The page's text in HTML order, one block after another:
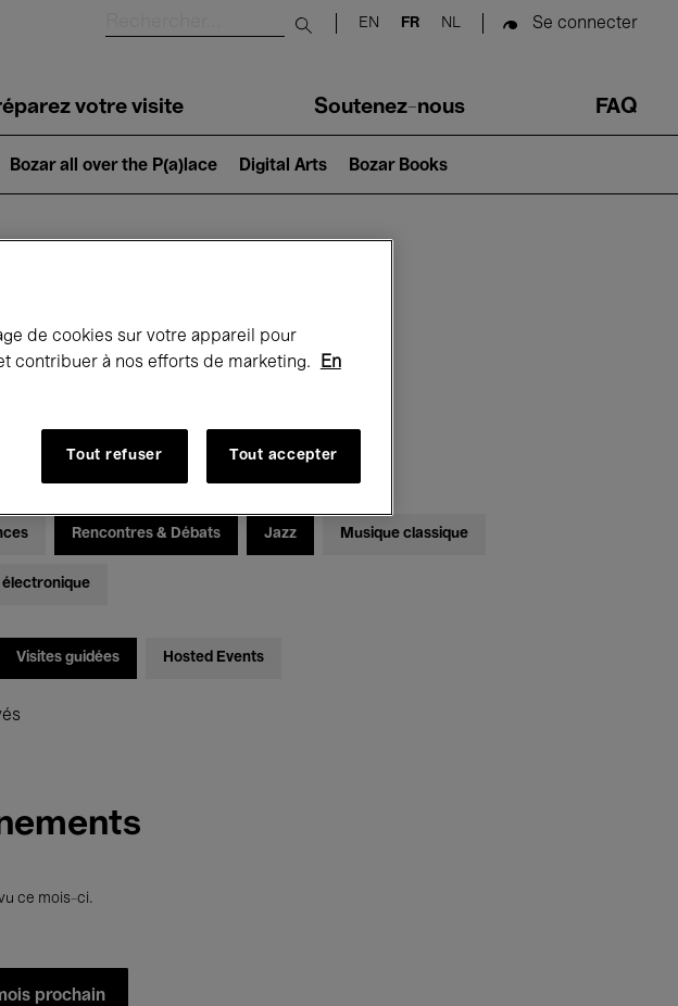
Submit search
EN FR NL Se connecter
votre visite Soutenez-nous FAQ
Bozar all over the P(a)lace Digital Arts Bozar Books
à Bozar
Rencontres & Débats Jazz Musique classique
électronique
Visites guidées Hosted Events
ce mois-ci.
prochain
de cookies sur votre appareil pour
contribuer à nos efforts de marketing.
En
Tout refuser Tout accepter